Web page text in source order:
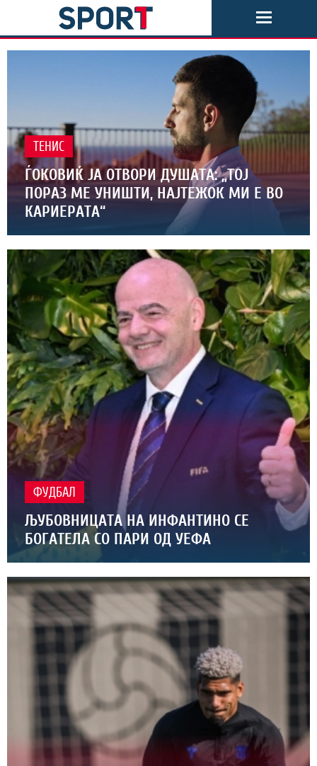
ТЕНИС
ЃОКОВИЌ ЈА ОТВОРИ ДУШАТА: „ТОЈ
ПОРАЗ МЕ УНИШТИ, НАЈТЕЖОК МИ Е ВО
КАРИЕРАТА“
ФУДБАЛ
ЉУБОВНИЦАТА НА ИНФАНТИНО СЕ
БОГАТЕЛА СО ПАРИ ОД УЕФА